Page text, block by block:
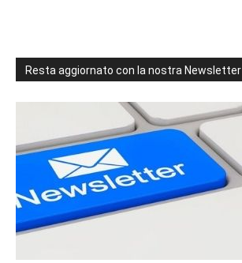
Resta aggiornato con la nostra Newsletter